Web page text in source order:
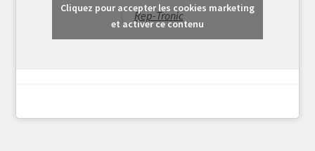
Rep-Tronic
Cliquez pour accepter les cookies marketing
et activer ce contenu